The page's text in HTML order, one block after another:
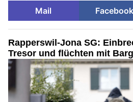
Mail
Facebook
Rapperswil-Jona SG:
Tresor und flüchten mit